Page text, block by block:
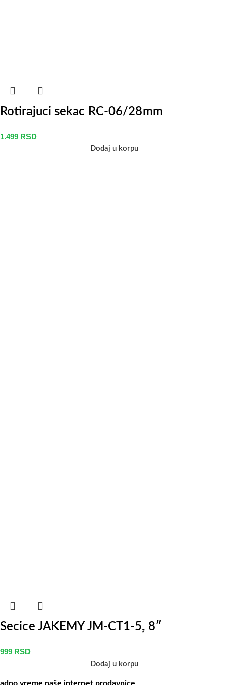
Rotirajuci sekac RC-06/28mm
1.499 RSD
Dodaj u korpu
Secice JAKEMY JM-CT1-5, 8″
999 RSD
Dodaj u korpu
vreme naše internet prodavnice